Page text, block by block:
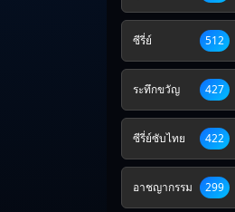
ซีรี่ย์ 512
ระทึกขวัญ 427
ซีรี่ย์ซับไทย 422
อาชญากรรม 299